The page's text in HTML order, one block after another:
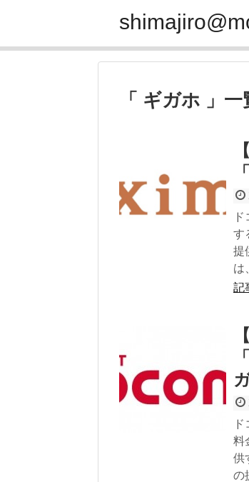
「 ギガホ 」一
す
提
は
記
料
供
の